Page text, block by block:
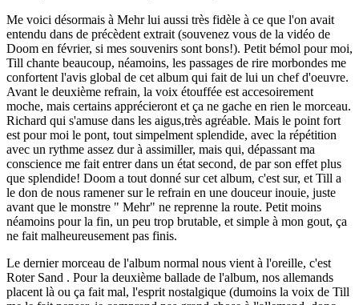
Me voici désormais à Mehr lui aussi très fidèle à ce que l'on avait
entendu dans de précèdent extrait (souvenez vous de la vidéo de
Doom en février, si mes souvenirs sont bons!). Petit bémol pour moi,
Till chante beaucoup, néamoins, les passages de rire morbondes me
confortent l'avis global de cet album qui fait de lui un chef d'oeuvre.
Avant le deuxième refrain, la voix étouffée est accesoirement
moche, mais certains apprécieront et ça ne gache en rien le morceau.
Richard qui s'amuse dans les aigus,très agréable. Mais le point fort
est pour moi le pont, tout simpelment splendide, avec la répétition
avec un rythme assez dur à assimiller, mais qui, dépassant ma
conscience me fait entrer dans un état second, de par son effet plus
que splendide! Doom a tout donné sur cet album, c'est sur, et Till a
le don de nous ramener sur le refrain en une douceur inouie, juste
avant que le monstre " Mehr" ne reprenne la route. Petit moins
néamoins pour la fin, un peu trop brutable, et simple à mon gout, ça
ne fait malheureusement pas finis.
Le dernier morceau de l'album normal nous vient à l'oreille, c'est
Roter Sand . Pour la deuxième ballade de l'album, nos allemands
placent là ou ça fait mal, l'esprit nostalgique (dumoins la voix de Till